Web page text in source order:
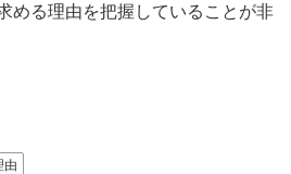
める理由を把握していることが非
由